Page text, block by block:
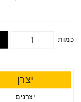
כמות
יצרן
יצרנים